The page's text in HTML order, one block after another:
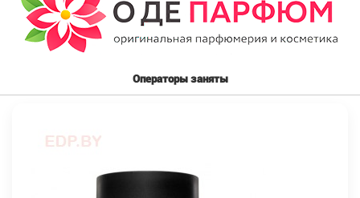
Операторы заняты